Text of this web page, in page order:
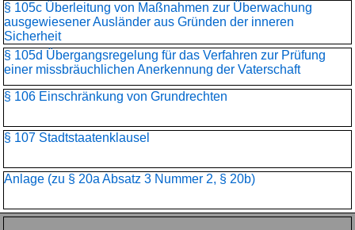
§ 105c Überleitung von Maßnahmen zur Überwachung
ausgewiesener Ausländer aus Gründen der inneren
Sicherheit
§ 105d Übergangsregelung für das Verfahren zur Prüfung
einer missbräuchlichen Anerkennung der Vaterschaft
§ 106 Einschränkung von Grundrechten
§ 107 Stadtstaatenklausel
Anlage (zu § 20a Absatz 3 Nummer 2, § 20b)